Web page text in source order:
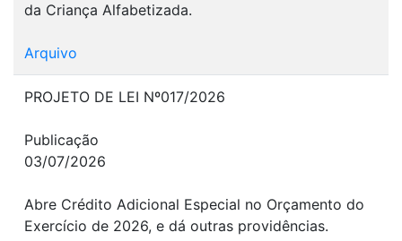
da Criança Alfabetizada.
Arquivo
PROJETO DE LEI Nº017/2026
Publicação
03/07/2026
Abre Crédito Adicional Especial no Orçamento do
Exercício de 2026, e dá outras providências.